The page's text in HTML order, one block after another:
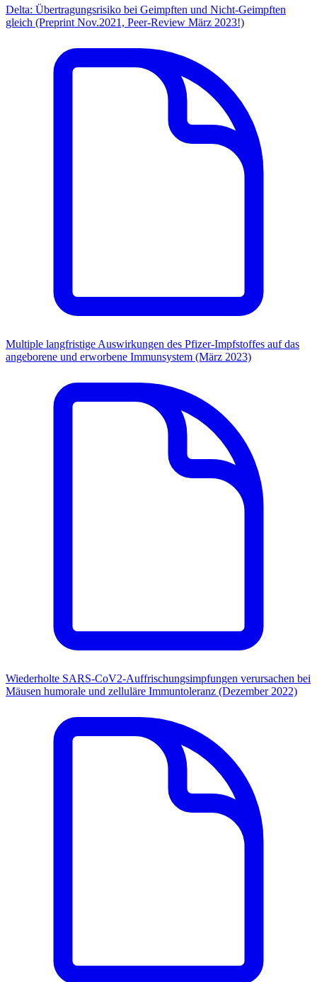
Delta: Übertragungsrisiko bei Geimpften und Nicht-Geimpften
gleich (Preprint Nov.2021, Peer-Review März 2023!)
Multiple langfristige Auswirkungen des Pfizer-Impfstoffes auf das
angeborene und erworbene Immunsystem (März 2023)
Wiederholte SARS-CoV2-Auffrischungsimpfungen verursachen bei
Mäusen humorale und zelluläre Immuntoleranz (Dezember 2022)